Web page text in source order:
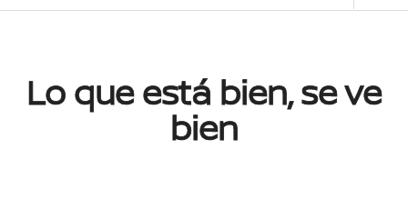
Lo que está bien, se ve
bien